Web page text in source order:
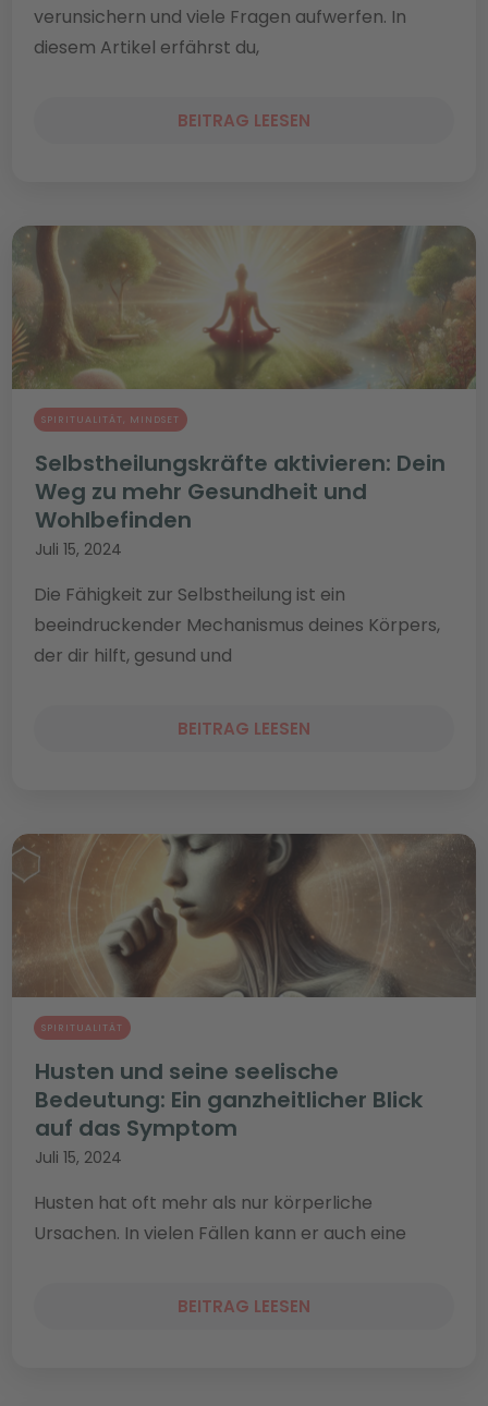
verunsichern und viele Fragen aufwerfen. In
diesem Artikel erfährst du,
BEITRAG LEESEN
SPIRITUALITÄT, MINDSET
Selbstheilungskräfte aktivieren: Dein
Weg zu mehr Gesundheit und
Wohlbefinden
Juli 15, 2024
Die Fähigkeit zur Selbstheilung ist ein
beeindruckender Mechanismus deines Körpers,
der dir hilft, gesund und
BEITRAG LEESEN
SPIRITUALITÄT
Husten und seine seelische
Bedeutung: Ein ganzheitlicher Blick
auf das Symptom
Juli 15, 2024
Husten hat oft mehr als nur körperliche
Ursachen. In vielen Fällen kann er auch eine
BEITRAG LEESEN